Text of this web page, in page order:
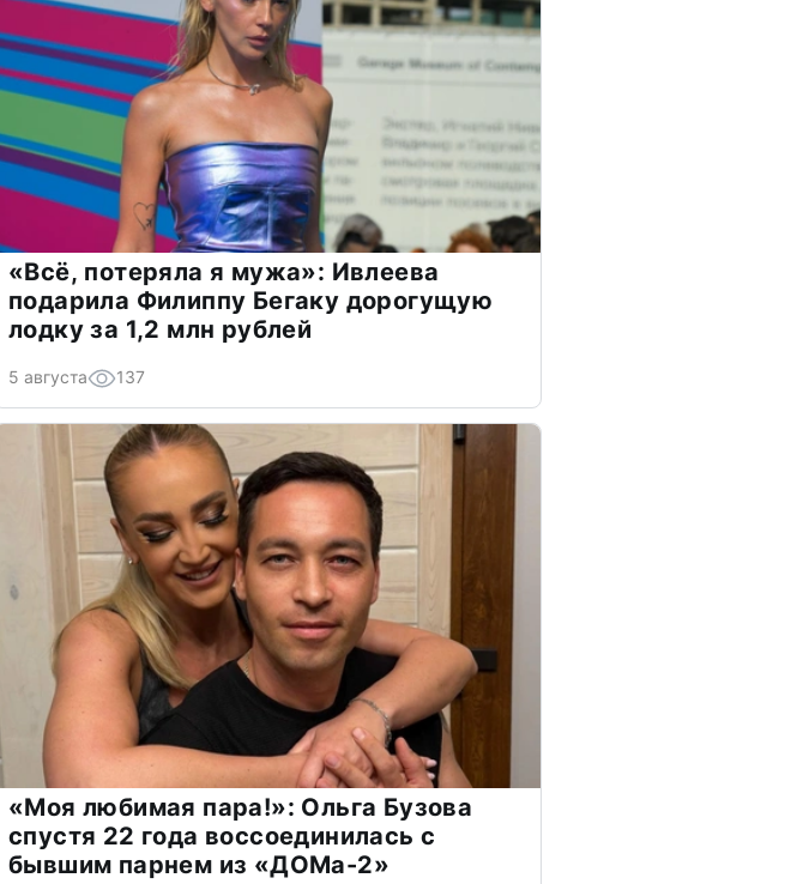
«Всё, потеряла я мужа»: Ивлеева
подарила Филиппу Бегаку дорогущую
лодку за 1,2 млн рублей
5 августа 137
«Моя любимая пара!»: Ольга Бузова
спустя 22 года воссоединилась с
бывшим парнем из «ДОМа-2»